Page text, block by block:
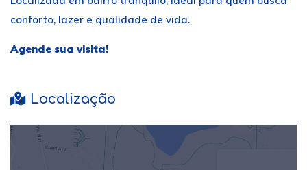
conforto, lazer e qualidade de vida.
Agende sua visita!
Localização